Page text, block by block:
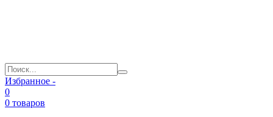
Избранное -
0
0 товаров